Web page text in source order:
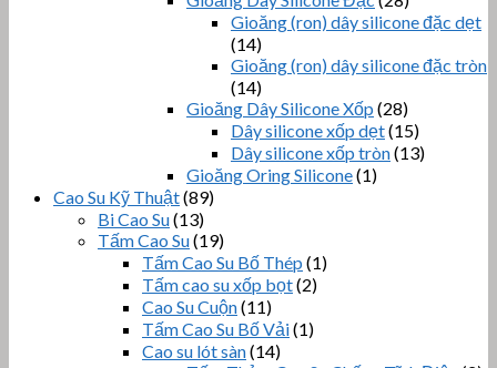
Gioăng (ron) dây silicone đặc dẹt
(14)
Gioăng (ron) dây silicone đặc tròn
(14)
Gioăng Dây Silicone Xốp (28)
Dây silicone xốp dẹt(15)
Dây silicone xốp tròn(13)
Gioăng Oring Silicone(1)
Cao Su Kỹ Thuật(89)
Bi Cao Su(13)
Tấm Cao Su(19)
Tấm Cao Su Bố Thép (1)
Tấm cao su xốp bọt(2)
Cao Su Cuộn(11)
Tấm Cao Su Bố Vải(1)
Cao su lót sàn(14)